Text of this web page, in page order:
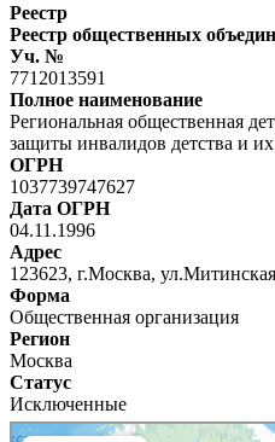
Реестр
Реестр общественных
Уч. №
7712013591
Полное наименование
Региональная общественная
защиты инвалидов детства и
ОГРН
1037739747627
Дата ОГРН
04.11.1996
Адрес
123623, г.Москва,
Форма
Общественная организация
Регион
Москва
Статус
Исключенные